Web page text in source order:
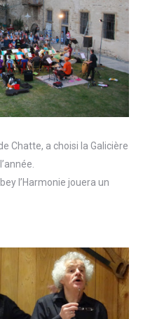
Chatte, a choisi la Galicière
l’Harmonie jouera un